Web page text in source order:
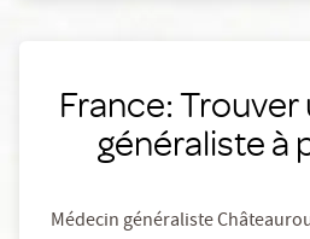
France:
généraliste à
Médecin généraliste